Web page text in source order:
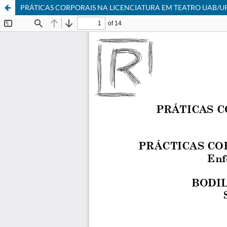
PRÁTICAS CORPORAIS NA LICENCIATURA EM TEATRO UAB/